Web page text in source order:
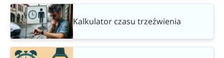
Kalkulator czasu trzeźwienia